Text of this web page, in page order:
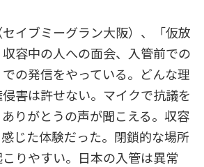
イブミーグラン大阪）、「仮放
容中の人への面会、入管前での
の発信をやっている。どんな理
害は許せない。マイクで抗議を
りがとうの声が聞こえる。収容
じた体験だった。閉鎖的な場所
りやすい。日本の入管は異常